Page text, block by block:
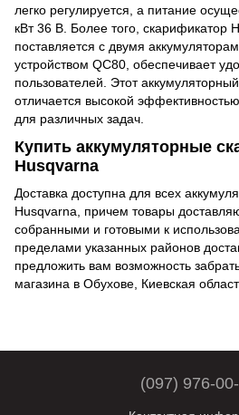
легко регулируется, а питание
кВт 36 В. Более того, скарификатор
поставляется с двумя
устройством QC80, обеспечивает
пользователей. Этот
отличается высокой
для различных задач.
Купить аккумуляторные
Husqvarna
Доставка доступна для всех
Husqvarna, причем товары
собранными и готовыми к
пределами указанных районов
предложить вам возможность
магазина в Обухове, Киевская
(097) 976-